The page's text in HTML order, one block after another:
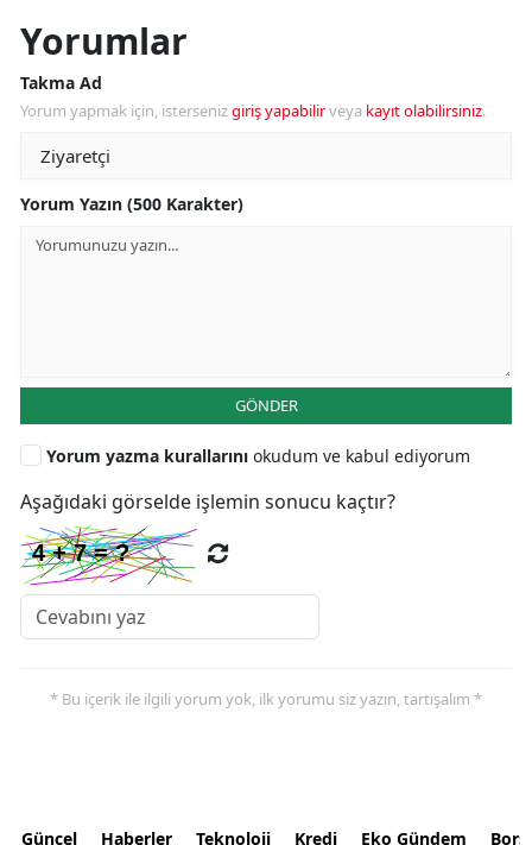
Yorumlar
Takma Ad
Yorum yapmak için, istersenizgiriş yapabilirveya kayıt olabilirsiniz.
Yorum Yazın (500 Karakter)
GÖNDER
Yorum yazma kurallarını okudum ve kabul ediyorum
Aşağıdaki görselde işlemin sonucu kaçtır?
* Bu içerik ile ilgili yorum yok, ilk yorumu siz yazın, tartışalım *
Güncel Haberler Teknoloji Kredi Eko Gündem